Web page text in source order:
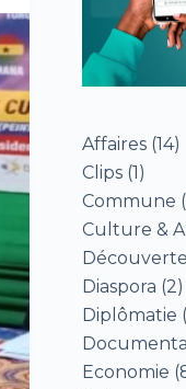
Affaires (14)
Clips (1)
Commune
Culture &
Diaspora (2)
Diplômatie
Economie